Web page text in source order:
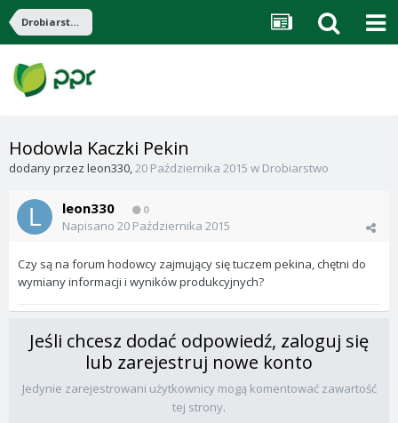
Drobiarstwo
Hodowla Kaczki Pekin
dodany przez leon330,20 Października 2015 w Drobiarstwo
leon330 0
Napisano 20 Października 2015
Czy są na forum hodowcy zajmujący się tuczem pekina, chętni do
wymiany informacji i wyników produkcyjnych?
Jeśli chcesz dodać odpowiedź, zaloguj się
lub zarejestruj nowe konto
Jedynie zarejestrowani użytkownicy mogą komentować zawartość
tej strony.